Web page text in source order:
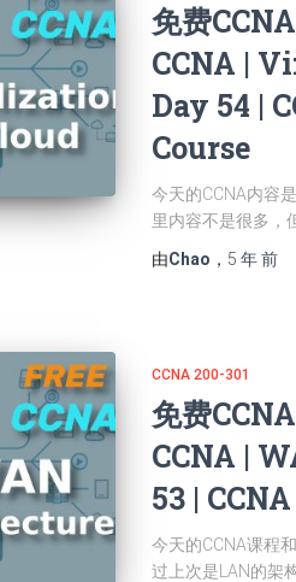
免费
CCNA |
Day 54 |
Course
今天的CCNA内容
里内容不是很多，
由Chao ， 5 年前
CCNA 200-301
免费
CCNA |
53 |
今天的CCNA课程
过上次是LAN的架